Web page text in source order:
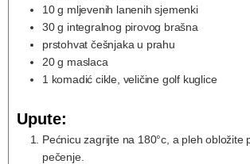
10 g mljevenih lanenih sjemenki
30 g integralnog pirovog brašna
prstohvat češnjaka u prahu
20 g maslaca
1 komadić cikle, veličine golf kuglice
Upute:
Pećnicu zagrijte na 180°c, a pleh obložite
pečenje.